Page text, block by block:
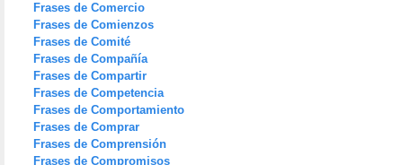
Frases de Comercio
Frases de Comienzos
Frases de Comité
Frases de Compañía
Frases de Compartir
Frases de Competencia
Frases de Comportamiento
Frases de Comprar
Frases de Comprensión
Frases de Compromisos